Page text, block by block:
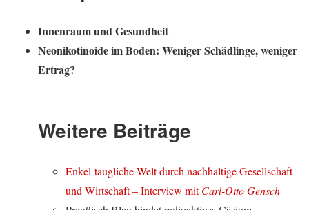
Innenraum und Gesundheit
Neonikotinoide im Boden: Weniger Schädlinge, weniger
Ertrag?
Weitere Beiträge
Enkel-taugliche Welt durch nachhaltige Gesellschaft
und Wirtschaft – Interview mitCarl-Otto Gensch